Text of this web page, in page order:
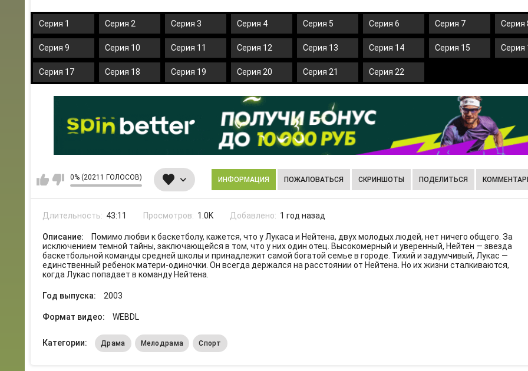
Серия 1 Серия 2 Серия 3 Серия 4 Серия 5 Серия 6 Серия 7 Серия
Серия 9 Серия 10 Серия 11 Серия 12 Серия 13 Серия 14 Серия 15 Серия
Серия 17 Серия 18 Серия 19 Серия 20 Серия 21 Серия 22
0% (20211 ГОЛОСОВ) ИНФОРМАЦИЯ ПОЖАЛОВАТЬСЯ СКРИНШОТЫ ПОДЕЛИТЬСЯ
Длительность: 43:11 Просмотров: 1.0K Добавлено: 1 год назад
Описание:
Помимо любви к баскетболу, кажется, что у Лукаса и Нейтена, двух молодых людей, нет ничего общего. За
исключением темной тайны, заключающейся в том, что у них один отец. Высокомерный и уверенный, Нейтен — звезда
баскетбольной команды средней школы и принадлежит самой богатой семье в городе. Тихий и задумчивый, Лукас —
единственный ребенок матери-одиночки. Он всегда держался на расстоянии от Нейтена. Но их жизни сталкиваются,
когда Лукас попадает в команду Нейтена.
Год выпуска: 2003
Формат видео: WEBDL
Категории: Драма Мелодрама Спорт